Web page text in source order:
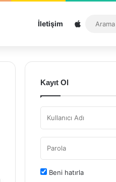
İletişim Sitemap
Kayıt Ol
Beni hatırla